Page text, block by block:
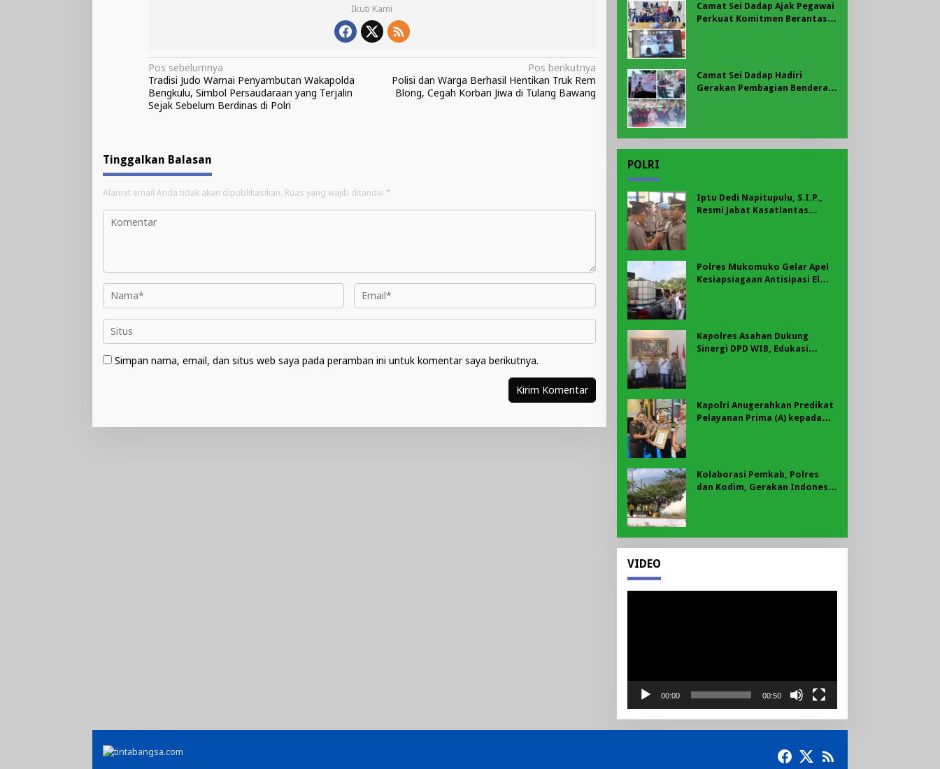
Ikuti Kami
Navigasi
pos
Pos sebelumnya
Tradisi Judo Warnai Penyambutan Wakapolda
Bengkulu, Simbol Persaudaraan yang Terjalin
Sejak Sebelum Berdinas di Polri
Pos berikutnya
Polisi dan Warga Berhasil Hentikan Truk Rem
Blong, Cegah Korban Jiwa di Tulang Bawang
Tinggalkan Balasan
Alamat email Anda tidak akan dipublikasikan. Ruas yang wajib ditandai *
Simpan nama, email, dan situs web saya pada peramban ini untuk komentar saya berikutnya.
Camat Sei Dadap Ajak Pegawai
Perkuat Komitmen Berantas
Camat Sei Dadap Hadiri
Gerakan Pembagian Bendera
POLRI
Iptu Dedi Napitupulu, S.I.P.,
Resmi Jabat Kasatlantas
Polres Mukomuko Gelar Apel
Kesiapsiagaan Antisipasi El
Kapolres Asahan Dukung
Sinergi DPD WIB, Edukasi
Kapolri Anugerahkan Predikat
Pelayanan Prima (A) kepada
Kolaborasi Pemkab, Polres
dan Kodim, Gerakan Indonesia
VIDEO
00:00 00:50